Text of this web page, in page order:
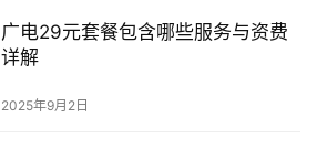
广电29元套餐包含哪些服务与资费
详解
2025年9月2日